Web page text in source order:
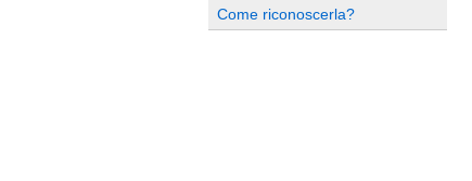
Come riconoscerla?